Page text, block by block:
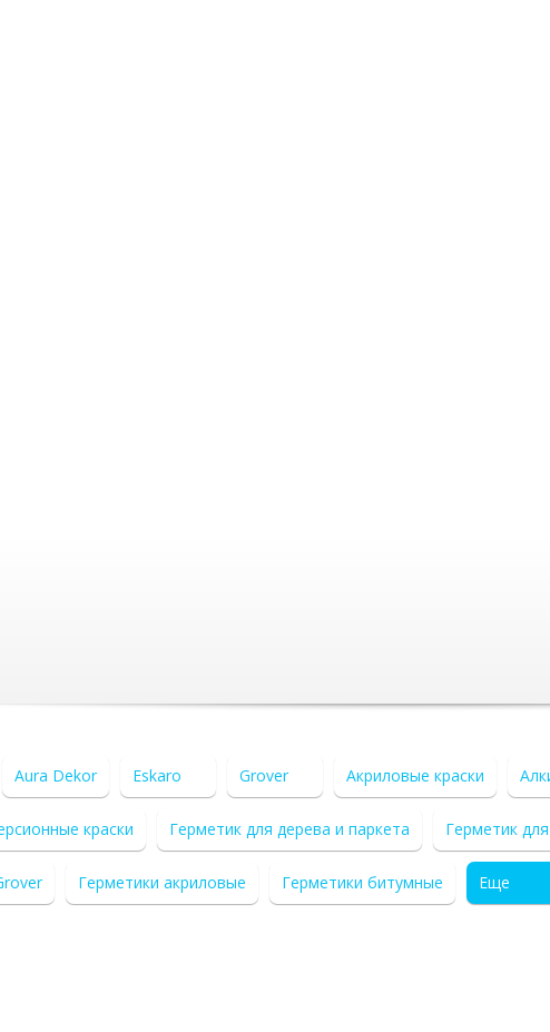
Aura Dekor Eskaro Grover Акриловые краски
краски Герметик для дерева и паркета Герметик
Герметики акриловые Герметики битумные Еще